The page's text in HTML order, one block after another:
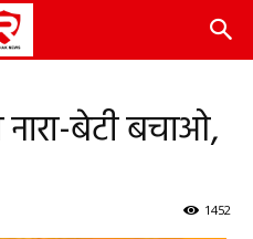
बेटी बचाओ,
1452